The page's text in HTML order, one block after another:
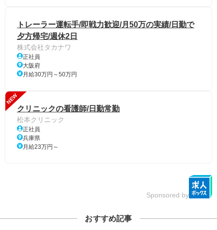
トレーラー運転手/即戦力歓迎/月50万の実績/日勤で
夕方帰宅/週休2日
株式会社タカナワ
正社員
大阪府
月給30万円～50万円
NEW
クリニックの看護師/日勤常勤
松本クリニック
正社員
兵庫県
月給23万円～
Sponsored by
おすすめ記事